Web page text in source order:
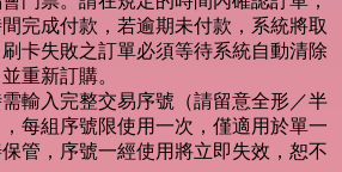
完成付款，若逾期未付款，系統將取
卡失敗之訂單必須等待系統自動清除
重新訂購。
輸入完整交易序號（請留意全形／半
每組序號限使用一次，僅適用於單一
管，序號一經使用將立即失效，恕不